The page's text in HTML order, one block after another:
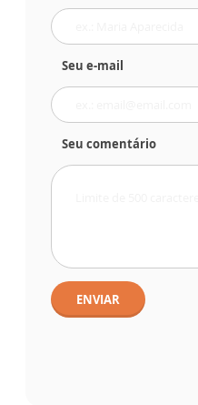
Seu e-mail
Seu comentário
ENVIAR